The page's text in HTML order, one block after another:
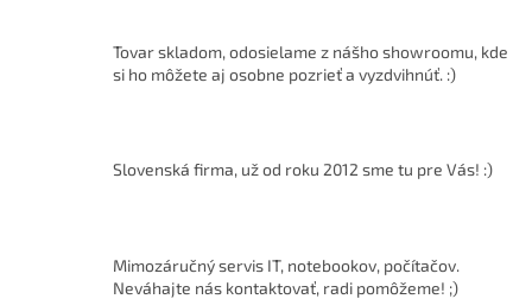
Tovar skladom, odosielame z nášho showroomu, kde
si ho môžete aj osobne pozrieť a vyzdvihnúť. :)
Slovenská firma, už od roku 2012 sme tu pre Vás! :)
Mimozáručný servis IT, notebookov, počítačov.
Neváhajte nás kontaktovať, radi pomôžeme! ;)